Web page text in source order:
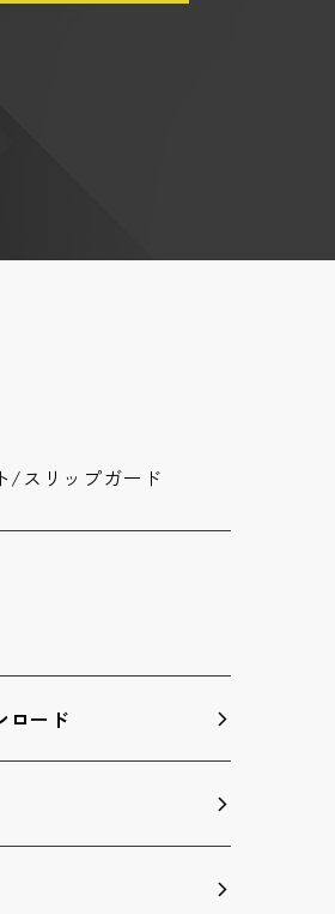
/スリップガード
ロード